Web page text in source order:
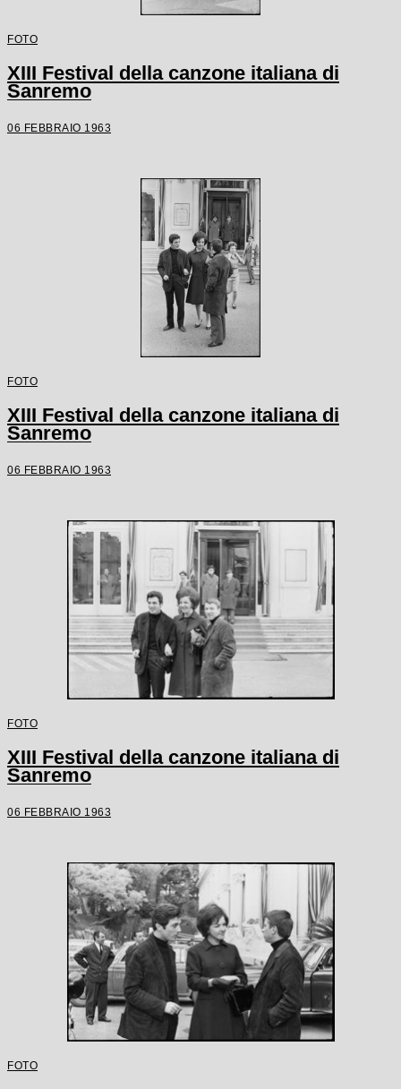
FOTO
XIII Festival della canzone italiana di
Sanremo
06 FEBBRAIO 1963
FOTO
XIII Festival della canzone italiana di
Sanremo
06 FEBBRAIO 1963
FOTO
XIII Festival della canzone italiana di
Sanremo
06 FEBBRAIO 1963
FOTO